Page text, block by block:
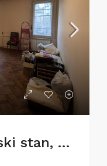
Simina, 2.5 salonski stan, 77m2, za renoviranje